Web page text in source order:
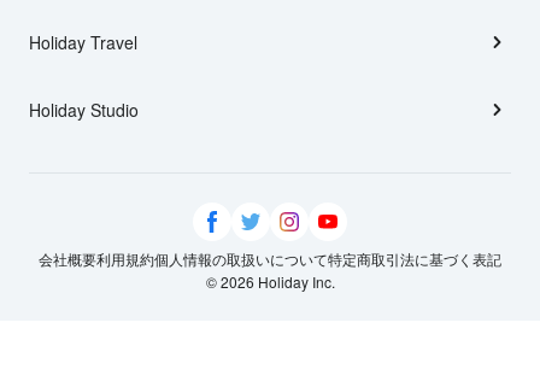
Holiday Travel
Holiday Studio
会社概要利用規約個人情報の取扱いについて特定商取引法に基づく表記
© 2026 Holiday Inc.